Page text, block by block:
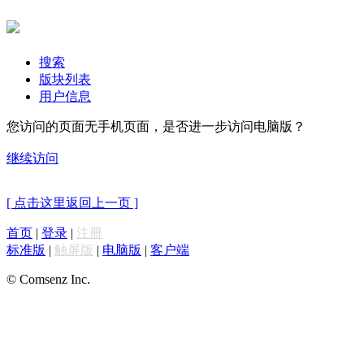
搜索
版块列表
用户信息
您访问的页面无手机页面，是否进一步访问电脑版？
继续访问
[ 点击这里返回上一页 ]
首页 | 登录 | 注册
标准版 | 触屏版 | 电脑版 | 客户端
© Comsenz Inc.